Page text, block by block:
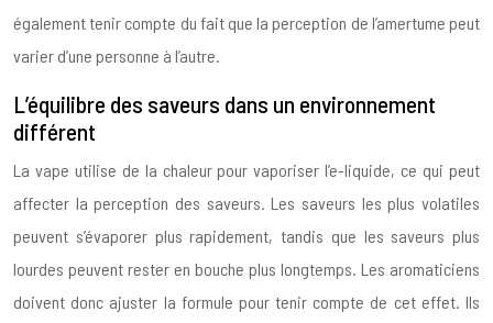
également tenir compte du fait que la perception de l’amertume peut
varier d’une personne à l’autre.
L’équilibre des saveurs dans un environnement
différent
La vape utilise de la chaleur pour vaporiser l’e-liquide, ce qui peut
affecter la perception des saveurs. Les saveurs les plus volatiles
peuvent s’évaporer plus rapidement, tandis que les saveurs plus
lourdes peuvent rester en bouche plus longtemps. Les aromaticiens
doivent donc ajuster la formule pour tenir compte de cet effet. Ils